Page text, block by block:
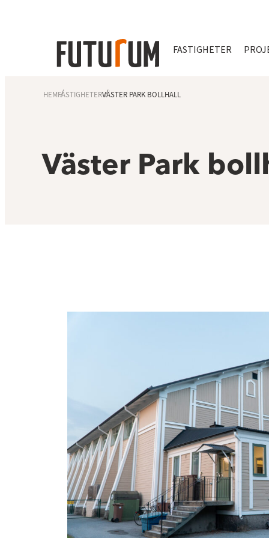
FASTIGHETER
HEMFASTIGHETERVÄSTER PARK BOLLHALL
Väster Park